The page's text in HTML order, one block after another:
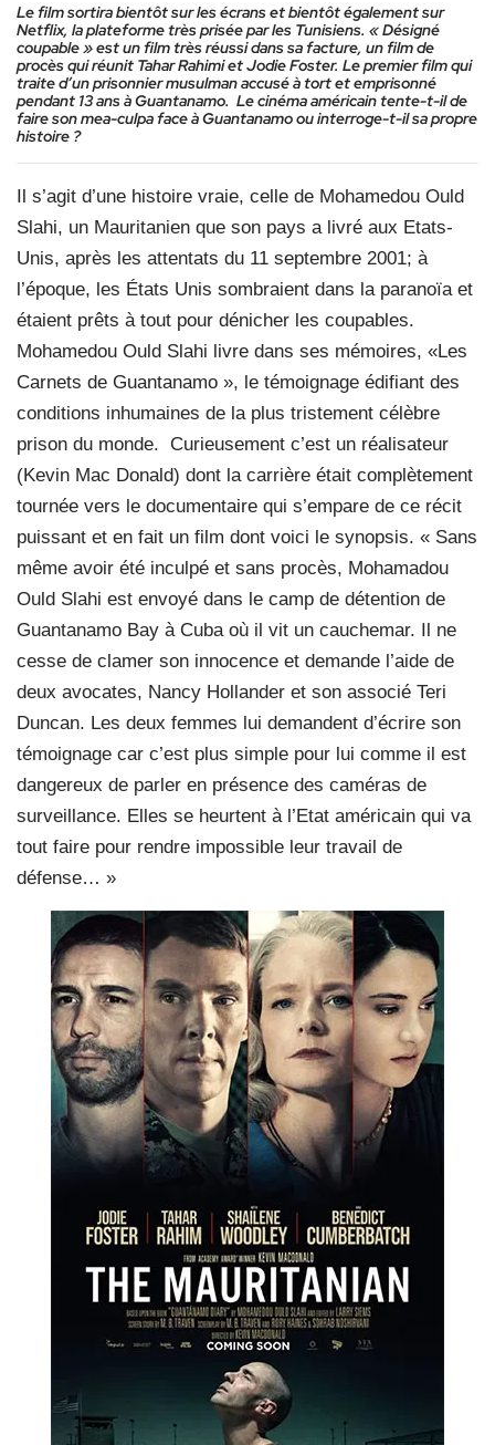
Le film sortira bientôt sur les écrans et bientôt également sur
Netflix, la plateforme très prisée par les Tunisiens. « Désigné
coupable » est un film très réussi dans sa facture, un film de
procès qui réunit Tahar Rahimi et Jodie Foster. Le premier film qui
traite d’un prisonnier musulman accusé à tort et emprisonné
pendant 13 ans à Guantanamo. Le cinéma américain tente-t-il de
faire son mea-culpa face à Guantanamo ou interroge-t-il sa propre
histoire ?
Il s’agit d’une histoire vraie, celle de Mohamedou Ould
Slahi, un Mauritanien que son pays a livré aux Etats-
Unis, après les attentats du 11 septembre 2001; à
l’époque, les États Unis sombraient dans la paranoïa et
étaient prêts à tout pour dénicher les coupables.
Mohamedou Ould Slahi livre dans ses mémoires, «Les
Carnets de Guantanamo », le témoignage édifiant des
conditions inhumaines de la plus tristement célèbre
prison du monde. Curieusement c’est un réalisateur
(Kevin Mac Donald) dont la carrière était complètement
tournée vers le documentaire qui s’empare de ce récit
puissant et en fait un film dont voici le synopsis. « Sans
même avoir été inculpé et sans procès, Mohamadou
Ould Slahi est envoyé dans le camp de détention de
Guantanamo Bay à Cuba où il vit un cauchemar. Il ne
cesse de clamer son innocence et demande l’aide de
deux avocates, Nancy Hollander et son associé Teri
Duncan. Les deux femmes lui demandent d’écrire son
témoignage car c’est plus simple pour lui comme il est
dangereux de parler en présence des caméras de
surveillance. Elles se heurtent à l’Etat américain qui va
tout faire pour rendre impossible leur travail de
défense… »